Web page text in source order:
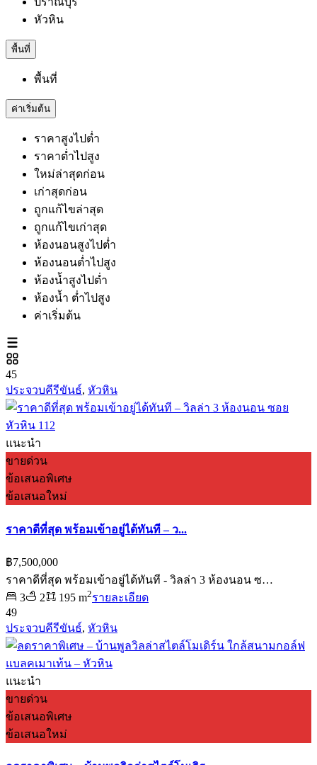
หัวหิน
พื้นที่
พื้นที่
ค่าเริ่มต้น
ราคาสูงไปต่ำ
ราคาต่ำไปสูง
ใหม่ล่าสุดก่อน
เก่าสุดก่อน
ถูกแก้ไขล่าสุด
ถูกแก้ไขเก่าสุด
ห้องนอนสูงไปต่ำ
ห้องนอนต่ำไปสูง
ห้องน้ำสูงไปต่ำ
ห้องน้ำ ต่ำไปสูง
ค่าเริ่มต้น
45
ประจวบคีรีขันธ์, หัวหิน
แนะนำ
ขายด่วน
ข้อเสนอพิเศษ
ข้อเสนอใหม่
ราคาดีที่สุด พร้อมเข้าอยู่ได้ทันที – ว...
฿7,500,000
ราคาดีที่สุด พร้อมเข้าอยู่ได้ทันที - วิลล่า 3 ห้องนอน ซ…
3
2 195 m2รายละเอียด
49
ประจวบคีรีขันธ์, หัวหิน
แนะนำ
ขายด่วน
ข้อเสนอพิเศษ
ข้อเสนอใหม่